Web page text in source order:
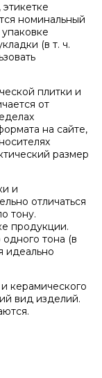
номинальный
(в т. ч.
плитки и
от
на сайте,
размер
и
отличаться
тону.
продукции.
тона (в
идеально
керамического
вид изделий.